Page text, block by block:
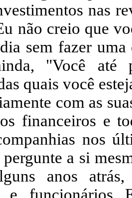
nas
não creio que
sem fazer
"Você
quais você
com as
financeiros e
nos
a si
anos